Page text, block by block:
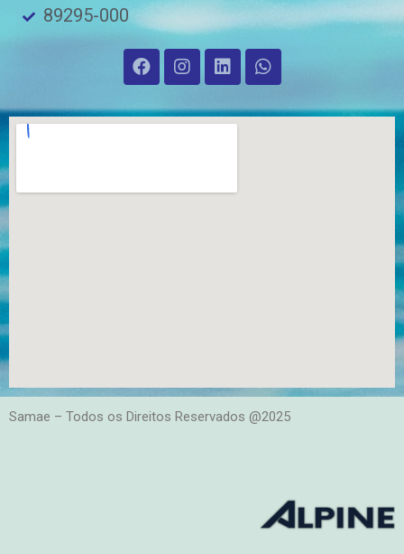
89295-000
Samae – Todos os Direitos Reservados @2025